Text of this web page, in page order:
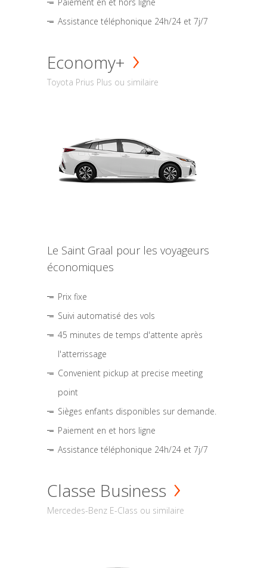
Assistance téléphonique 24h/24 et 7j/7
Economy+
Toyota Prius Plus ou similaire
Le Saint Graal pour les voyageurs
économiques
Prix fixe
Suivi automatisé des vols
45 minutes de temps d'attente après
l'atterrissage
Convenient pickup at precise meeting
point
Sièges enfants disponibles sur demande.
Paiement en et hors ligne
Assistance téléphonique 24h/24 et 7j/7
Classe Business
Mercedes-Benz E-Class ou similaire